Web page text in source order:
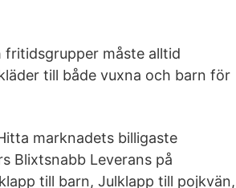
fritidsgrupper måste alltid
till både vuxna och barn för
marknadets billigaste
Blixtsnabb Leverans på
till barn, Julklapp till pojkvän,